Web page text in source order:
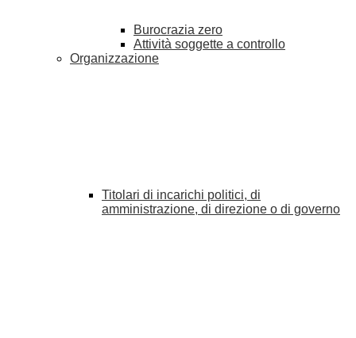
Burocrazia zero
Attività soggette a controllo
Organizzazione
Titolari di incarichi politici, di
amministrazione, di direzione o di governo